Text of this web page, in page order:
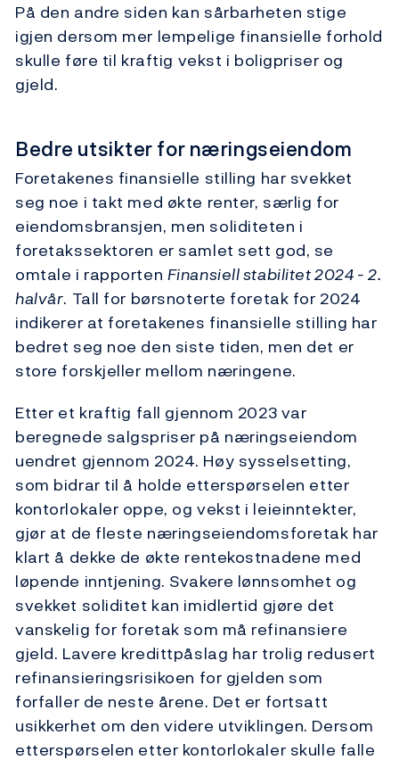
På den andre siden kan sårbarheten stige
igjen dersom mer lempelige finansielle forhold
skulle føre til kraftig vekst i boligpriser og
gjeld.
Bedre utsikter for næringseiendom
Foretakenes finansielle stilling har svekket
seg noe i takt med økte renter, særlig for
eiendomsbransjen, men soliditeten i
foretakssektoren er samlet sett god, se
omtale i rapporten Finansiell stabilitet 2024 - 2.
halvår. Tall for børsnoterte foretak for 2024
indikerer at foretakenes finansielle stilling har
bedret seg noe den siste tiden, men det er
store forskjeller mellom næringene.
Etter et kraftig fall gjennom 2023 var
beregnede salgspriser på næringseiendom
uendret gjennom 2024. Høy sysselsetting,
som bidrar til å holde etterspørselen etter
kontorlokaler oppe, og vekst i leieinntekter,
gjør at de fleste næringseiendomsforetak har
klart å dekke de økte rentekostnadene med
løpende inntjening. Svakere lønnsomhet og
svekket soliditet kan imidlertid gjøre det
vanskelig for foretak som må refinansiere
gjeld. Lavere kredittpåslag har trolig redusert
refinansieringsrisikoen for gjelden som
forfaller de neste årene. Det er fortsatt
usikkerhet om den videre utviklingen. Dersom
etterspørselen etter kontorlokaler skulle falle